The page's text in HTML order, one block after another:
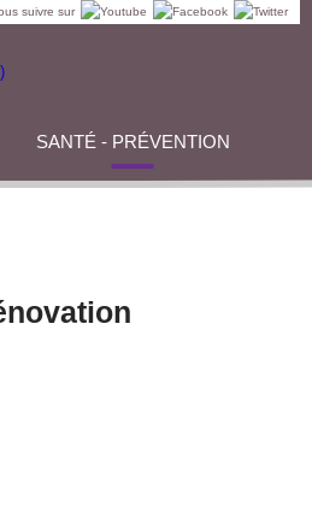
suivre sur
SANTÉ - PRÉVENTION